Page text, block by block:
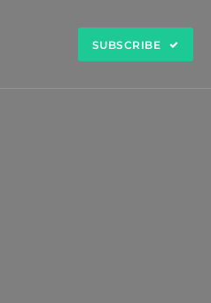
SUBSCRIBE